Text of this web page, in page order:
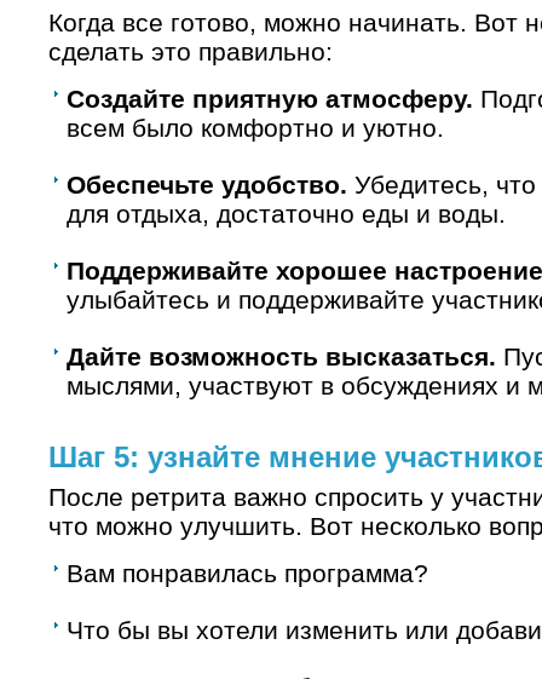
Когда все готово, можно начинать. Вот
сделать это правильно:
Создайте приятную атмосферу.
всем было комфортно и уютно.
Обеспечьте удобство. Убедитесь,
для отдыха, достаточно еды и воды.
Поддерживайте хорошее
улыбайтесь и поддерживайте
Дайте возможность высказаться.
мыслями, участвуют в обсуждениях и
Шаг 5: узнайте мнение
После ретрита важно спросить у
что можно улучшить. Вот несколько
Вам понравилась программа?
Что бы вы хотели изменить или